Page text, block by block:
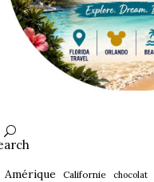
Amérique Californie chocolat